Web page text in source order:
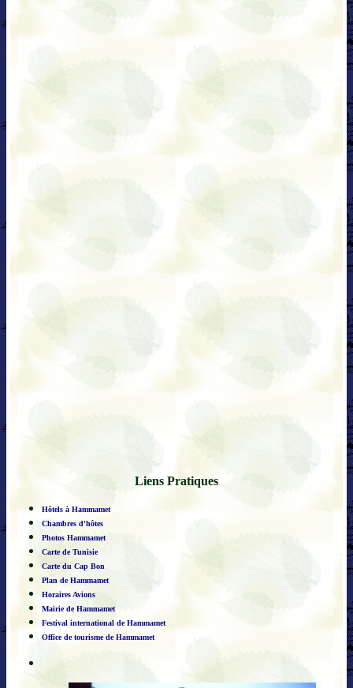
Liens Pratiques
Hôtels à Hammamet
Chambres d'hôtes
Photos Hammamet
Carte de Tunisie
Carte du Cap Bon
Plan de Hammamet
Horaires Avions
Mairie de Hammamet
Festival international de Hammamet
Office de tourisme de Hammamet